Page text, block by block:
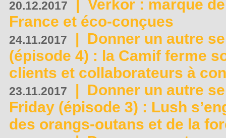
20.12.2017
Verkor : marque
France et éco-conçues
24.11.2017 | Donner un autre
(épisode 4) : la Camif ferme
clients et collaborateurs à
23.11.2017 | Donner un autre
Friday (épisode 3) : Lush
des orangs-outans et de la